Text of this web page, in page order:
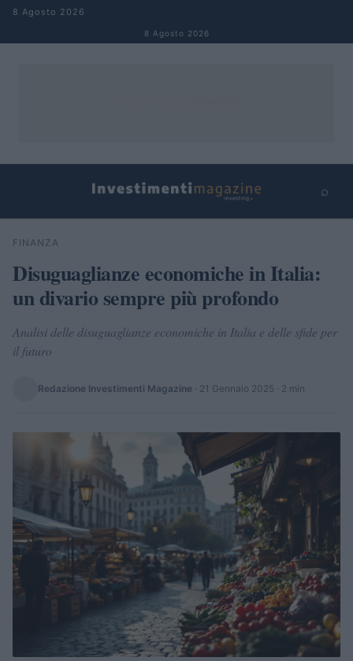
Salta al contenuto
8 Agosto 2026
8 Agosto 2026
⌕
Cerca
FINANZA
Disuguaglianze economiche in Italia:
un divario sempre più profondo
Analisi delle disuguaglianze economiche in Italia e delle sfide per
il futuro
Redazione Investimenti Magazine · 21 Gennaio 2025 · 2 min